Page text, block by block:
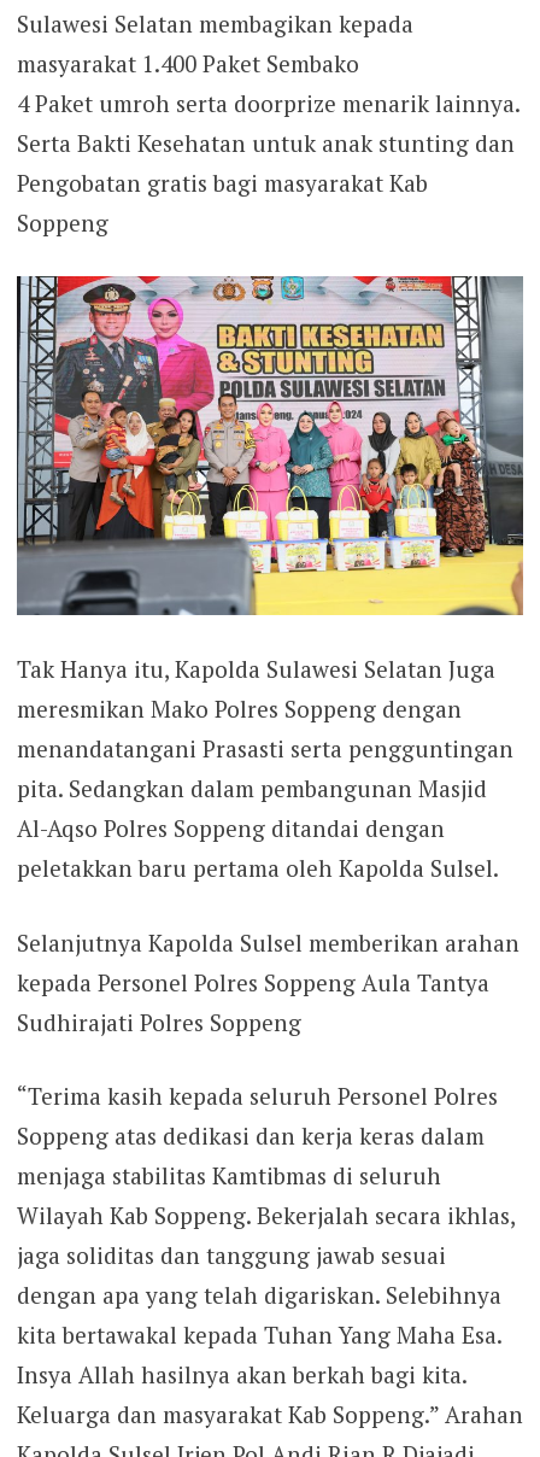
Sulawesi Selatan membagikan kepada
masyarakat 1.400 Paket Sembako
4 Paket umroh serta doorprize menarik lainnya.
Serta Bakti Kesehatan untuk anak stunting dan
Pengobatan gratis bagi masyarakat Kab
Soppeng
Tak Hanya itu, Kapolda Sulawesi Selatan Juga
meresmikan Mako Polres Soppeng dengan
menandatangani Prasasti serta pengguntingan
pita. Sedangkan dalam pembangunan Masjid
Al-Aqso Polres Soppeng ditandai dengan
peletakkan baru pertama oleh Kapolda Sulsel.
Selanjutnya Kapolda Sulsel memberikan arahan
kepada Personel Polres Soppeng Aula Tantya
Sudhirajati Polres Soppeng
“Terima kasih kepada seluruh Personel Polres
Soppeng atas dedikasi dan kerja keras dalam
menjaga stabilitas Kamtibmas di seluruh
Wilayah Kab Soppeng. Bekerjalah secara ikhlas,
jaga soliditas dan tanggung jawab sesuai
dengan apa yang telah digariskan. Selebihnya
kita bertawakal kepada Tuhan Yang Maha Esa.
Insya Allah hasilnya akan berkah bagi kita.
Keluarga dan masyarakat Kab Soppeng.” Arahan